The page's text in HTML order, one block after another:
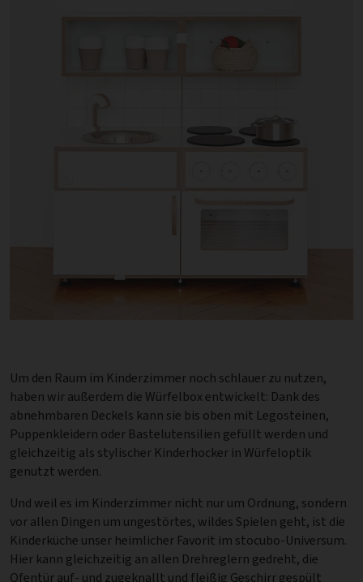
Um den Raum im Kinderzimmer noch schlauer zu nutzen,
haben wir außerdem die Würfelbox entwickelt: Dank des
abnehmbaren Deckels kann sie bis oben mit Legosteinen,
Puppenkleidern oder Bastelutensilien gefüllt werden und
gleichzeitig als stylischer Kinderhocker in Würfeloptik
genutzt werden.
Und weil es im Kinderzimmer nicht nur um Ordnung, sondern
vor allen Dingen um ungestörtes, wildes Spielen geht, ist die
Kinderküche unser heimlicher Favorit im stocubo-Universum.
Hier kann gleichzeitig an allen Drehreglern gedreht, die
Ofentür auf- und zugeknallt und fleißig Geschirr gespült